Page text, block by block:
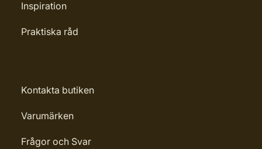
Inspiration
Praktiska råd
Kontakta butiken
Varumärken
Frågor och Svar